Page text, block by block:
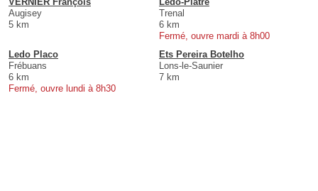
Augisey
5 km
Trenal
6 km
Fermé, ouvre mardi à 8h00
Ledo Placo
Frébuans
6 km
Fermé, ouvre lundi à 8h30
Ets Pereira Botelho
Lons-le-Saunier
7 km